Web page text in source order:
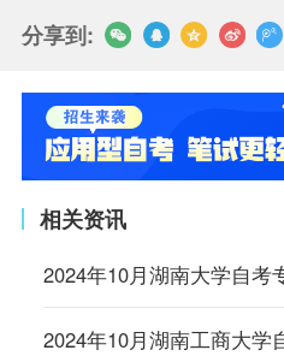
分享到:
相关资讯
2024年10月湖南大学自考
2024年10月湖南工商大学